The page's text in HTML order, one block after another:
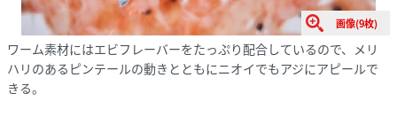
画像(9枚)
ワーム素材にはエビフレーバーをたっぷり配合しているので、メリ
ハリのあるピンテールの動きとともにニオイでもアジにアピールで
きる。